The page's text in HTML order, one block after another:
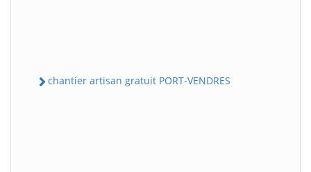
chantier artisan gratuit PORT-VENDRES